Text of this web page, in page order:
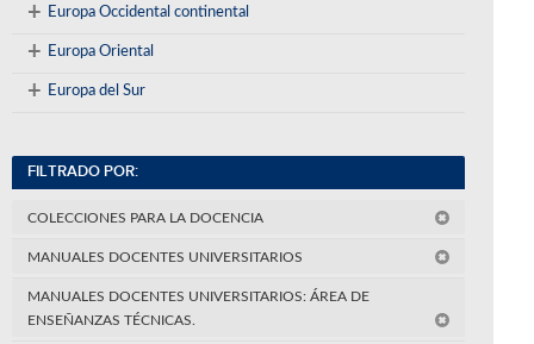
+ Europa Occidental continental
+ Europa Oriental
+ Europa del Sur
FILTRADO POR:
COLECCIONES PARA LA DOCENCIA
MANUALES DOCENTES UNIVERSITARIOS
MANUALES DOCENTES UNIVERSITARIOS: ÁREA DE
ENSEÑANZAS TÉCNICAS.